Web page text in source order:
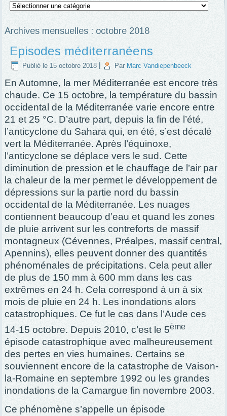
Catégories
Archives mensuelles : octobre 2018
Episodes méditerranéens
Publié le 15 octobre 2018 Par Marc Vandiepenbeeck
En Automne, la mer Méditerranée est encore très
chaude. Ce 15 octobre, la température du bassin
occidental de la Méditerranée varie encore entre
21 et 25 °C. D’autre part, depuis la fin de l’été,
l’anticyclone du Sahara qui, en été, s’est décalé
vert la Méditerranée. Après l’équinoxe,
l’anticyclone se déplace vers le sud. Cette
diminution de pression et le chauffage de l’air par
la chaleur de la mer permet le développement de
dépressions sur la partie nord du bassin
occidental de la Méditerranée. Les nuages
contiennent beaucoup d’eau et quand les zones
de pluie arrivent sur les contreforts de massif
montagneux (Cévennes, Préalpes, massif central,
Apennins), elles peuvent donner des quantités
phénoménales de précipitations. Cela peut aller
de plus de 150 mm à 600 mm dans les cas
extrêmes en 24 h. Cela correspond à un à six
mois de pluie en 24 h. Les inondations alors
catastrophiques. Ce fut le cas dans l’Aude ces
14-15 octobre. Depuis 2010, c’est le 5ème
épisode catastrophique avec malheureusement
des pertes en vies humaines. Certains se
souviennent encore de la catastrophe de Vaison-
la-Romaine en septembre 1992 ou les grandes
inondations de la Camargue fin novembre 2003.
Ce phénomène s’appelle un épisode